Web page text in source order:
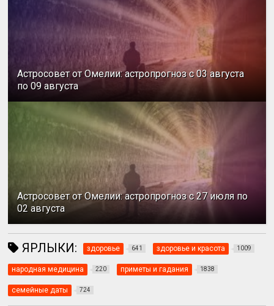
Астросовет от Омелии: астропрогноз с 03 августа
по 09 августа
Астросовет от Омелии: астропрогноз с 27 июля по
02 августа
ЯРЛЫКИ: здоровье 641 здоровье и красота 1009
народная медицина 220 приметы и гадания 1838
семейные даты 724